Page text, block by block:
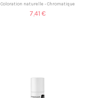
Coloration naturelle - Chromatique
7,41 €